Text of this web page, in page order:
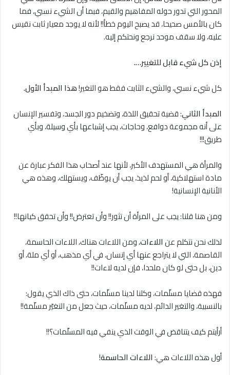
المحور التي تدور حوله المفاهيم والقيم، فبما أن الشيء نسبي، فما
كان بالأمس صحيحا، قد يصبح اليوم خطأ!! لأنه لا يوجد معيار ثابت نقيس
عليه، ولا سقف موحد نرجع ونحتكم إليه.
إذن كل شيء قابل للتغيير….
كل شيء نسبي، والشيء الثابت فقط هو التغير!هذا المبدأ الأول.
المبدأ الثاني: قضية تحقيق اللذة، وتضخيم دور الجسد، وتفسير الإنسان
على أنه مجموعة دوافع، وحاجات، يجب إشباعها بأي وسيلة، وبأي
طريق!!!
والمرأة هي المستهدف الأكبر، لأنها عند أصحاب هذا الفكر عبارة عن
مادة استهلاكية، أو لحم لذيذ، يجب أن يوظّف، ويستهلك، وهذه هي
الأنانية الإنسانية!
ومن هنا قلنا: يجب على المرأة أن تثور!! وأن تعترض!! وأن تحقق كيانها!!
لذلك نحن نتكلم عناللاءات، ومن اللاءات هناك، اللاءات الحاسمة،
القاصمة، التي ﻻ يتراجع عنها أي إنسان، في أي مذهب، أو أي ملة، أو
دين، بل حتى لو كان ملحدا، فإن لديه ﻻءات!!
فهذه قضايا مسلّمات، وكلنا لدينا مسلّمات، حتى ذاك الذي يقول:
بالنسبية، والتغير الدائم، لديه مسلّمات، حيث جعل من التغيّر مسلّمة!!
أرأيتم كيف يتناقض في الوقت الذي ينفي فيه المسلّمات؟!!
أول هذه اللاءات هي:اللاءات الحاسمة!